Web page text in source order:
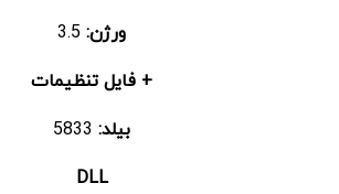
ورژن:
+ فایل تنظیمات
بیلد:
DLL